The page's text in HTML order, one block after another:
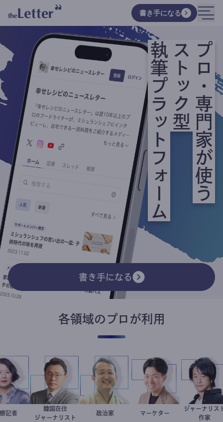
書き手になる
プロ・専門家が使う
ストック型
執筆プラットフォーム
書き手になる
各領域のプロが利用
岩永直子
医療記者 徐台教
韓国在住
ジャーナリスト
小坂英二
政治家 室谷良平
マーケター 鈴木エ
ジャーナ
作家